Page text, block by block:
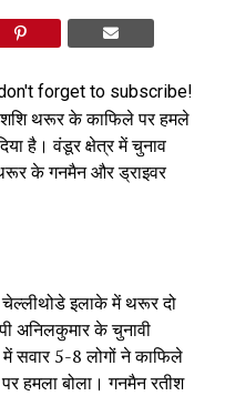
forget to subscribe!
थरूर के काफिले पर हमले
है। वंडूर क्षेत्र में चुनाव
के गनमैन और ड्राइवर
इलाके में थरूर दो
अनिलकुमार के चुनावी
सवार 5-8 लोगों ने काफिले
हमला बोला। गनमैन रतीश